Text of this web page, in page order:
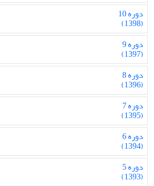
دوره 10
(1398)
دوره 9
(1397)
دوره 8
(1396)
دوره 7
(1395)
دوره 6
(1394)
دوره 5
(1393)